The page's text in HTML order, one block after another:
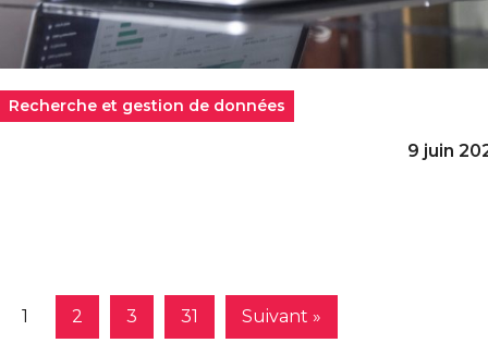
Recherche et gestion de données
9 juin
1 2 3 31 Suivant »